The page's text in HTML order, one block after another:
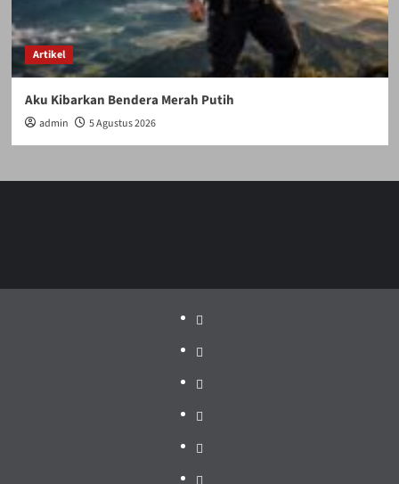
Artikel
Aku Kibarkan Bendera Merah Putih
admin 5 Agustus 2026
Politik
Pariwisata
Jakarta
Dunia
Pendidikan
Hukum
Pemerintah